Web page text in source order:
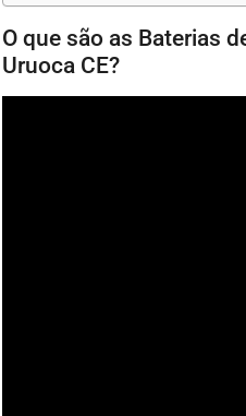
O que são as Baterias
Uruoca CE?